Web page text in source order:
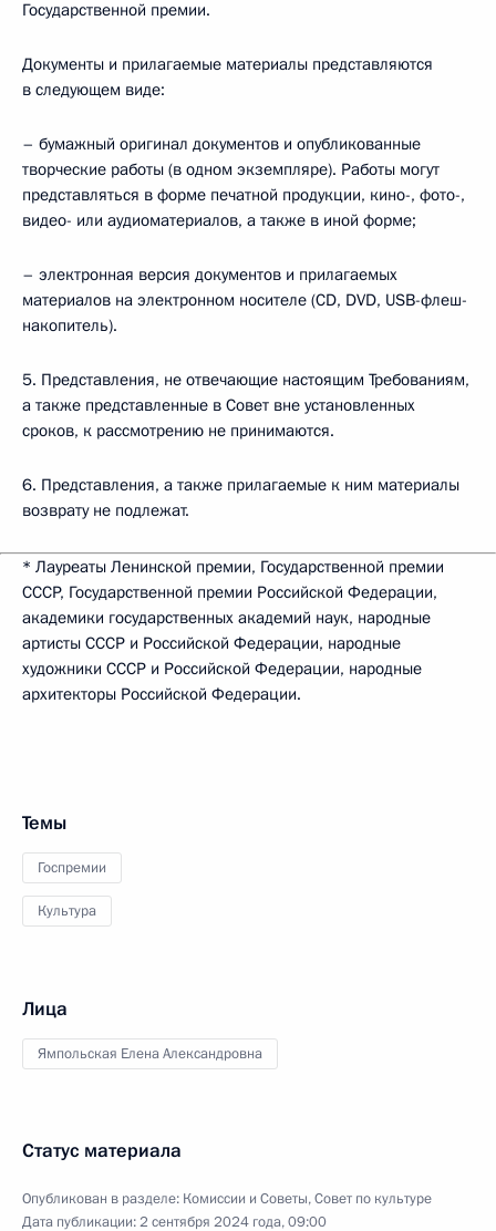
Государственной премии.
Документы и прилагаемые материалы представляются
в следующем виде:
– бумажный оригинал документов и опубликованные
творческие работы (в одном экземпляре). Работы могут
представляться в форме печатной продукции, кино-, фото-,
видео- или аудиоматериалов, а также в иной форме;
– электронная версия документов и прилагаемых
материалов на электронном носителе (CD, DVD, USB-флеш-
накопитель).
5. Представления, не отвечающие настоящим Требованиям,
а также представленные в Совет вне установленных
сроков, к рассмотрению не принимаются.
6. Представления, а также прилагаемые к ним материалы
возврату не подлежат.
* Лауреаты Ленинской премии, Государственной премии
СССР, Государственной премии Российской Федерации,
академики государственных академий наук, народные
артисты СССР и Российской Федерации, народные
художники СССР и Российской Федерации, народные
архитекторы Российской Федерации.
Темы
Госпремии
Культура
Лица
Ямпольская Елена Александровна
Статус материала
Опубликован в разделе: Комиссии и Советы,Совет по культуре
Дата публикации:2 сентября 2024 года, 09:00